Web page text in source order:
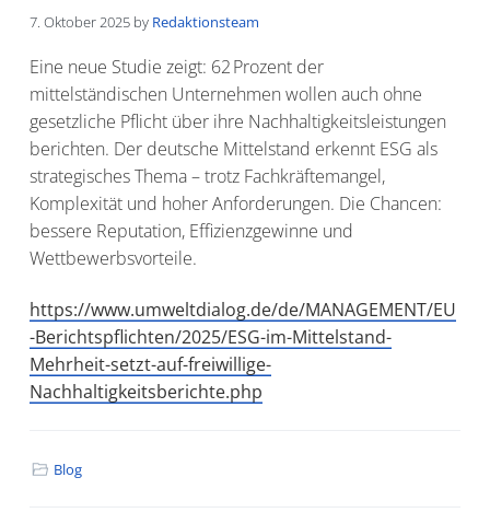
7. Oktober 2025by Redaktionsteam
Eine neue Studie zeigt: 62 Prozent der
mittelständischen Unternehmen wollen auch ohne
gesetzliche Pflicht über ihre Nachhaltigkeitsleistungen
berichten. Der deutsche Mittelstand erkennt ESG als
strategisches Thema – trotz Fachkräftemangel,
Komplexität und hoher Anforderungen. Die Chancen:
bessere Reputation, Effizienzgewinne und
Wettbewerbsvorteile.
https://www.umweltdialog.de/de/MANAGEMENT/EU
-Berichtspflichten/2025/ESG-im-Mittelstand-
Mehrheit-setzt-auf-freiwillige-
Nachhaltigkeitsberichte.php
Blog